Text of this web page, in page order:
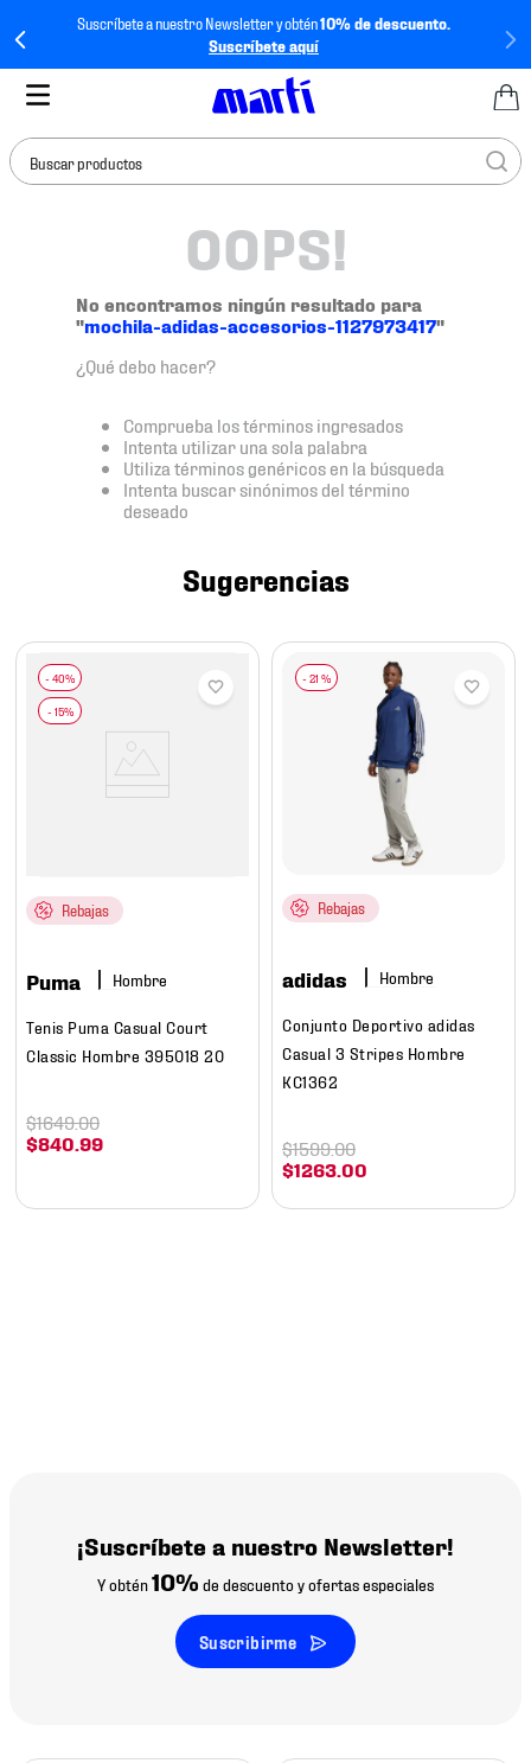
Suscríbete a nuestro Newsletter y obtén10% de descuento.
Suscríbete aquí
Buscar productos
OOPS!
No encontramos ningún resultado para
"mochila-adidas-accesorios-1127973417"
¿Qué debo hacer?
Comprueba los términos ingresados
Intenta utilizar una sola palabra
Utiliza términos genéricos en la búsqueda
Intenta buscar sinónimos del término
deseado
Sugerencias
Rebajas
Puma Hombre
Tenis Puma Casual Court
Classic Hombre 395018 20
$840.99
$1649.00
- 21 %
Rebajas
adidas Hombre
Conjunto Deportivo adidas
Casual 3 Stripes Hombre
KC1362
$1263.00
$1599.00
¡Suscríbete a nuestro Newsletter!
Y obtén10% de descuento y ofertas especiales
Suscribirme
tenis mujer
tenis hombre
tenis
tenis futbol
mochila
10. tenis nike